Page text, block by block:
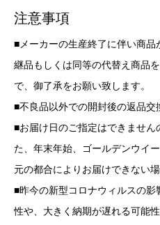
注意事項
■メーカーの生産終了に伴い商
継品もしくは同等の代替え商品
で、御了承をお願い致します。
■不良品以外での開封後の返品交
■お届け日のご指定はできません
た、年末年始、ゴールデンウイ
元の都合によりお届けできない
■昨今の新型コロナウィルスの
性や、大きく納期が遅れる可能